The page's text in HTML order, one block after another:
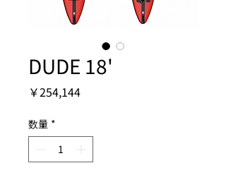
DUDE 18'
￥254,144価
数量 *